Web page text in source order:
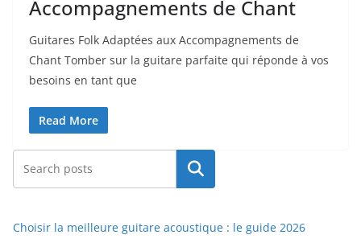
Accompagnements de Chant
Guitares Folk Adaptées aux Accompagnements de
Chant Tomber sur la guitare parfaite qui réponde à vos
besoins ⁢en⁢ tant que
Read More
Rechercher
Choisir la meilleure guitare acoustique : le guide 2026